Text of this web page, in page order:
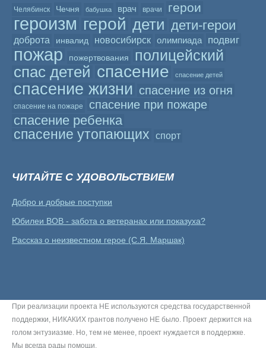
Челябинск Чечня бабушка врач врачи герои
героизм герой дети дети-герои
доброта инвалид новосибирск олимпиада подвиг
пожар пожертвования
полицейский
спас детей спасение спасение детей
спасение жизни спасение из огня
спасение на пожаре спасение при пожаре
спасение ребенка
спасение утопающих
спорт
ЧИТАЙТЕ С УДОВОЛЬСТВИЕМ
Добро и добрые поступки
Юбилеи ВОВ - забота о ветеранах или показуха?
Рассказ о неизвестном герое (С.Я. Маршак)
При реализации проекта НЕ используются средства государственной
поддержки, НИКАКИХ грантов получено НЕ было. Проект держится на
голом энтузиазме. Но, тем не менее, проект нуждается в поддержке.
Мы всегда рады помощи.